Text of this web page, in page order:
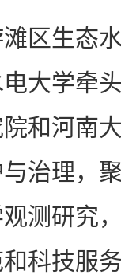
生态水
大学牵
和河南
治理，
测研究
科技服